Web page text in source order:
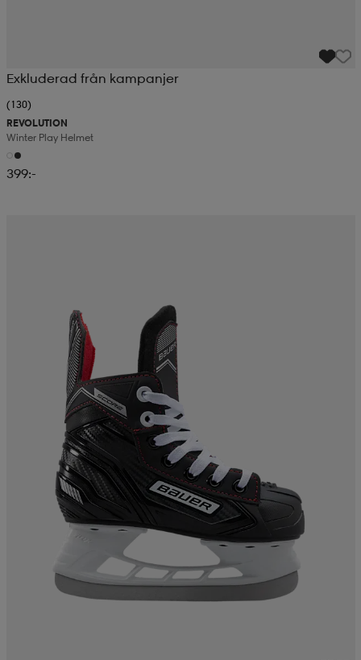
Exkluderad från kampanjer
(130)
REVOLUTION
Winter Play Helmet
399:-